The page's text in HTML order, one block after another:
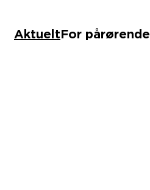
AktueltFor pårørende